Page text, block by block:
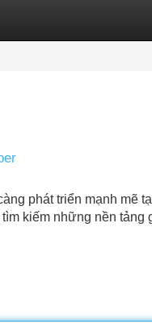
phát triển mạnh mẽ
kiếm những nền